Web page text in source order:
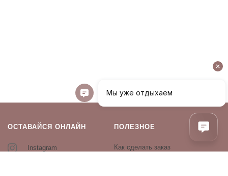
ОСТАВАЙСЯ ОНЛАЙН
Instagram
ПОЛЕЗНОЕ
Как сделать заказ